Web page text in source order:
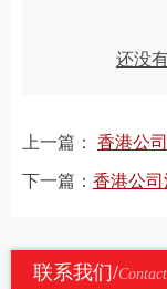
还没
上一篇： 香港公
下一篇： 香港公
联系我们/